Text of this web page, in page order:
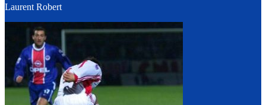
Laurent Robert